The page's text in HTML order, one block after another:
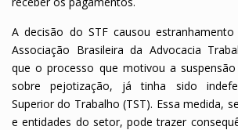
A decisão do STF causou
Associação Brasileira da Advocacia
que o processo que motivou a
sobre pejotização, já tinha sido
Superior do Trabalho (TST). Essa medida,
e entidades do setor, pode trazer